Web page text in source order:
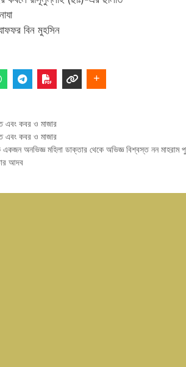
বিন মুহসিন
এবং কবর ও মাজার
এবং কবর ও মাজার
একজন অনভিজ্ঞ মহিলা ডাক্তার থেকে অভিজ্ঞ বিশ্বস্ত নন মাহরাম
আদব